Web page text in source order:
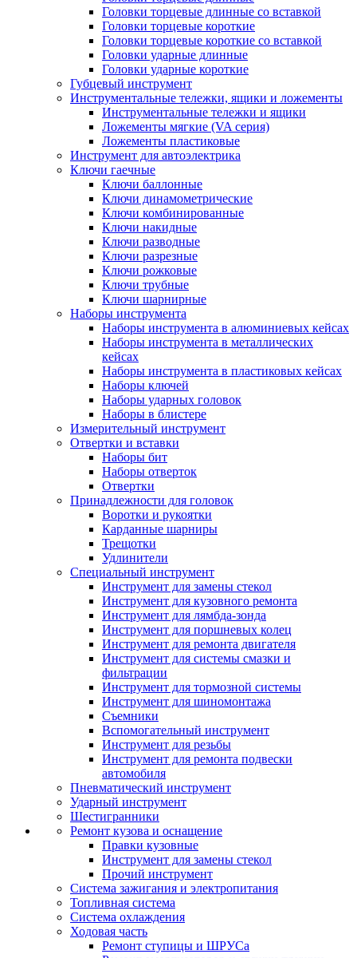
Головки торцевые длинные со вставкой
Головки торцевые короткие
Головки торцевые короткие со вставкой
Головки ударные длинные
Головки ударные короткие
Губцевый инструмент
Инструментальные тележки, ящики и ложементы
Инструментальные тележки и ящики
Ложементы мягкие (VA серия)
Ложементы пластиковые
Инструмент для автоэлектрика
Ключи гаечные
Ключи баллонные
Ключи динамометрические
Ключи комбинированные
Ключи накидные
Ключи разводные
Ключи разрезные
Ключи рожковые
Ключи трубные
Ключи шарнирные
Наборы инструмента
Наборы инструмента в алюминиевых кейсах
Наборы инструмента в металлических
кейсах
Наборы инструмента в пластиковых кейсах
Наборы ключей
Наборы ударных головок
Наборы в блистере
Измерительный инструмент
Отвертки и вставки
Наборы бит
Наборы отверток
Отвертки
Принадлежности для головок
Воротки и рукоятки
Карданные шарниры
Трещотки
Удлинители
Специальный инструмент
Инструмент для замены стекол
Инструмент для кузовного ремонта
Инструмент для лямбда-зонда
Инструмент для поршневых колец
Инструмент для ремонта двигателя
Инструмент для системы смазки и
фильтрации
Инструмент для тормозной системы
Инструмент для шиномонтажа
Съемники
Вспомогательный инструмент
Инструмент для резьбы
Инструмент для ремонта подвески
автомобиля
Пневматический инструмент
Ударный инструмент
Шестигранники
Ремонт кузова и оснащение
Правки кузовные
Инструмент для замены стекол
Прочий инструмент
Система зажигания и электропитания
Топливная система
Система охлаждения
Ходовая часть
Ремонт ступицы и ШРУСа